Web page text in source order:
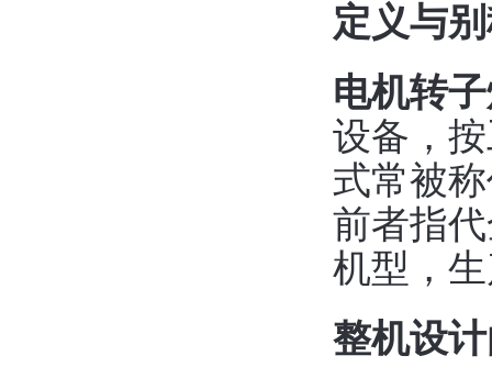
定义与
电机转
设备，
式常被
前者指
机型，
整机设